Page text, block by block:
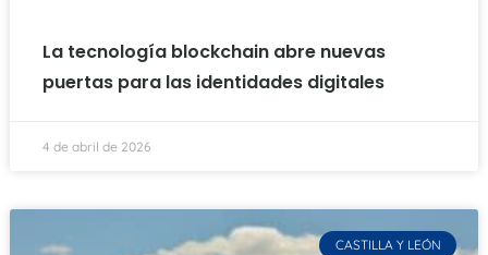
La tecnología blockchain abre nuevas
puertas para las identidades digitales
4 de abril de 2026
CASTILLA Y LEÓN